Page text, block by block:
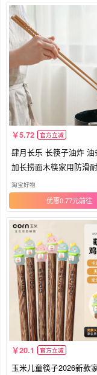
5.72 官方立减
肆月长乐 长筷子油炸 油
加长捞面木筷家用防滑
约
淘宝好物
优惠0.77元
20.1 官方立减
玉米儿童筷子2026新款